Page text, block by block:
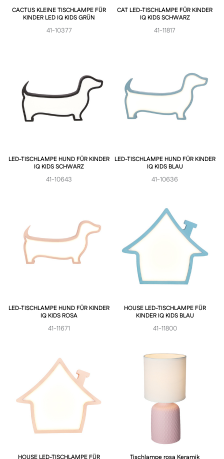
CACTUS KLEINE TISCHLAMPE FÜR
KINDER LED IQ KIDS GRÜN
41-10377
CAT LED-TISCHLAMPE FÜR KINDER
IQ KIDS SCHWARZ
41-11817
LED-TISCHLAMPE HUND FÜR KINDER
IQ KIDS SCHWARZ
41-10643
LED-TISCHLAMPE HUND FÜR KINDER
IQ KIDS BLAU
41-10636
LED-TISCHLAMPE HUND FÜR KINDER
IQ KIDS ROSA
41-11671
HOUSE LED-TISCHLAMPE FÜR
KINDER IQ KIDS BLAU
41-11800
HOUSE LED-TISCHLAMPE FÜR Tischlampe rosa Keramik